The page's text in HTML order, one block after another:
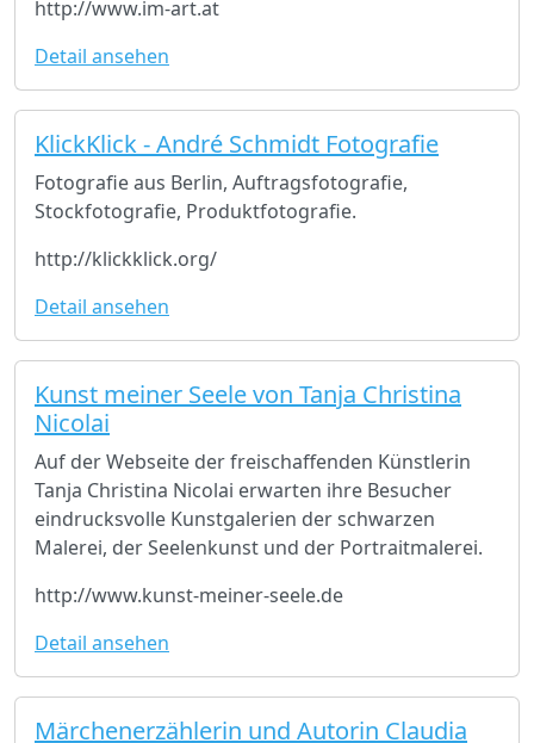
http://www.im-art.at
Detail ansehen
KlickKlick - André Schmidt Fotografie
Fotografie aus Berlin, Auftragsfotografie,
Stockfotografie, Produktfotografie.
http://klickklick.org/
Detail ansehen
Kunst meiner Seele von Tanja Christina
Nicolai
Auf der Webseite der freischaffenden Künstlerin
Tanja Christina Nicolai erwarten ihre Besucher
eindrucksvolle Kunstgalerien der schwarzen
Malerei, der Seelenkunst und der Portraitmalerei.
http://www.kunst-meiner-seele.de
Detail ansehen
Märchenerzählerin und Autorin Claudia